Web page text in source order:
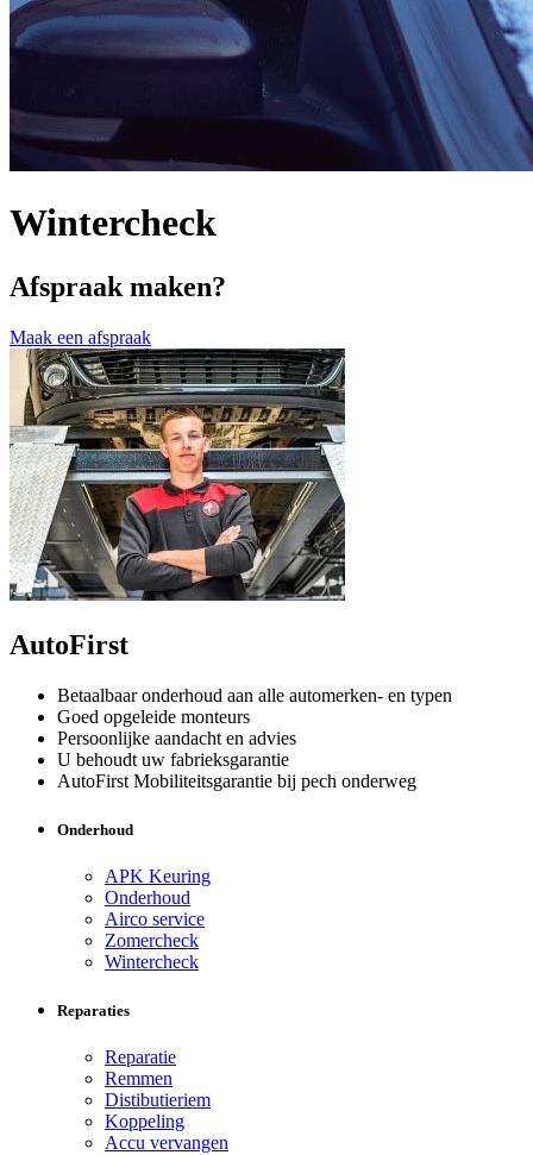
Wintercheck
Afspraak maken?
Maak een afspraak
AutoFirst
Betaalbaar onderhoud aan alle automerken- en typen
Goed opgeleide monteurs
Persoonlijke aandacht en advies
U behoudt uw fabrieksgarantie
AutoFirst Mobiliteitsgarantie bij pech onderweg
Onderhoud
APK Keuring
Onderhoud
Airco service
Zomercheck
Wintercheck
Reparaties
Reparatie
Remmen
Distibutieriem
Koppeling
Accu vervangen